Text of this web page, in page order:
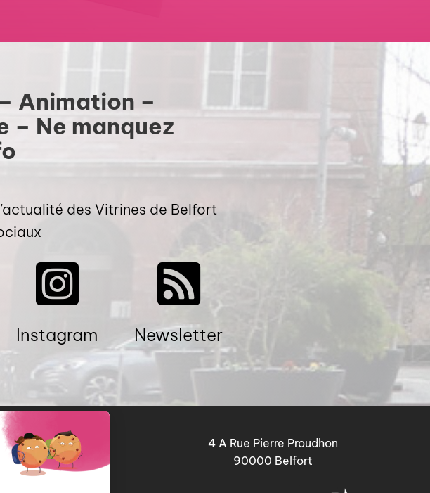
Animation –
– Ne manquez
des Vitrines de Belfort
Instagram Newsletter
4 A Rue Pierre Proudhon
90000 Belfort